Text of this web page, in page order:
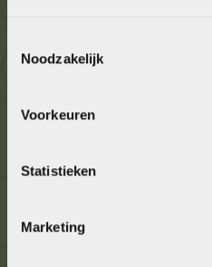
Noodzakelijk
Voorkeuren
Statistieken
Marketing
info@bykestore.nl
Geef ons een belletje
1315 BP Almere